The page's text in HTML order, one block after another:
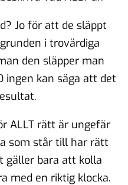
Jo för att de släppt
i trovärdiga
den släpper man
ingen kan säga att det
ALLT rätt är ungefär
som står till har rätt
gäller bara att kolla
med en riktig klocka.